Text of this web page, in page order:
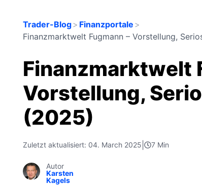
Trader-Blog> Finanzportale >
Finanzmarktwelt Fugmann – Vorstellung,
Finanzmarktwelt
Vorstellung,
(2025)
Zuletzt aktualisiert: 04. March 2025 7 Min
Autor
Karsten
Kagels